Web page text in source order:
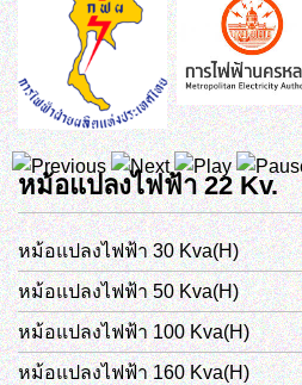
หม้อแปลงไฟฟ้า 22 Kv.
หม้อแปลงไฟฟ้า 30 Kva(H)
หม้อแปลงไฟฟ้า 50 Kva(H)
หม้อแปลงไฟฟ้า 100 Kva(H)
หม้อแปลงไฟฟ้า 160 Kva(H)